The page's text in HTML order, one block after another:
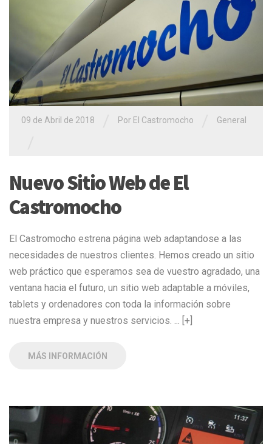
09 de Abril de 2018 Por El Castromocho General
Nuevo Sitio Web de El
Castromocho
El Castromocho estrena página web adaptandose a las
necesidades de nuestros clientes. Hemos creado un sitio
web práctico que esperamos sea de vuestro agradado, una
ventana hacia el futuro, un sitio web adaptable a móviles,
tablets y ordenadores con toda la información sobre
nuestra empresa y nuestros servicios. ... [+]
MÁS INFORMACIÓN